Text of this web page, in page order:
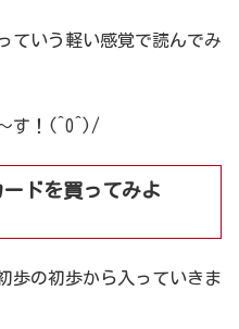
ていう軽い感覚で読んでみ
す！(^O^)/
ドを買ってみよ
歩の初歩から入っていきま